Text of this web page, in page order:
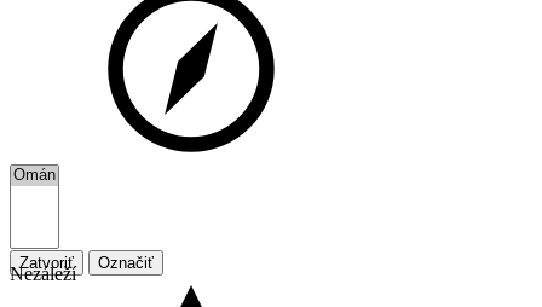
Zatvoriť Označiť
Nezáleží